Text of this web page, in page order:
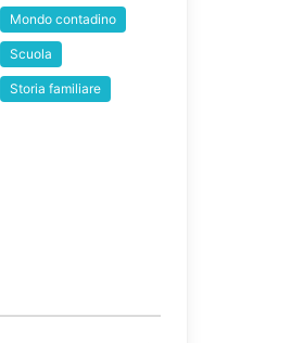
Mondo contadino
Scuola
Storia familiare